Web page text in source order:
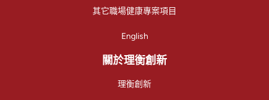
其它職場健康專案項目
English
關於理衡創新
理衡創新